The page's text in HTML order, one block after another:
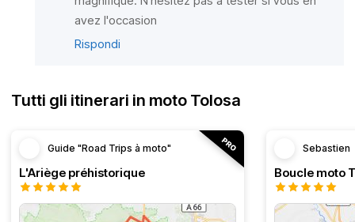
avez l'occasion
Rispondi
Tutti gli itinerari in moto Tolosa
Guide "Road Trips à moto"
L'Ariège préhistorique
Sebastien